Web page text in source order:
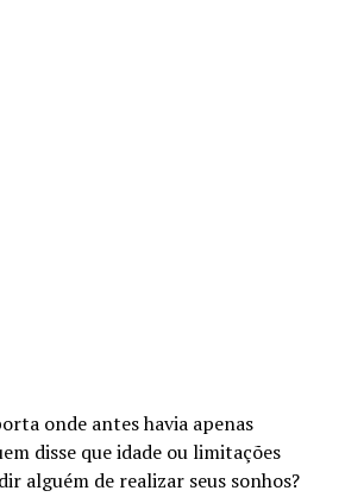
onde antes havia apenas
disse que idade ou limitações
alguém de realizar seus sonhos?